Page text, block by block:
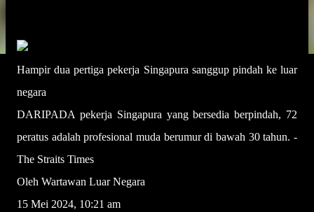
Hampir dua pertiga pekerja Singapura sanggup pindah ke luar
negara
DARIPADA pekerja Singapura yang bersedia berpindah, 72
peratus adalah profesional muda berumur di bawah 30 tahun. -
The Straits Times
Oleh Wartawan Luar Negara
15 Mei 2024, 10:21 am